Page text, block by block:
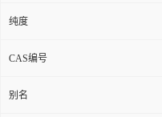
纯度
CAS编号
别名